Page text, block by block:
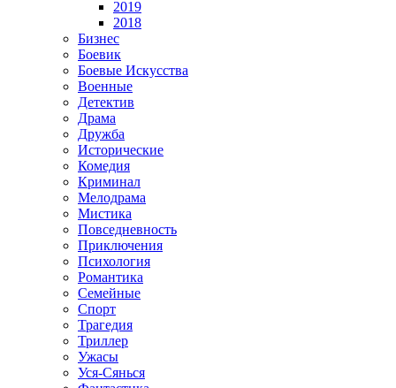
2019
2018
Бизнес
Боевик
Боевые Искусства
Военные
Детектив
Драма
Дружба
Исторические
Комедия
Криминал
Мелодрама
Мистика
Повседневность
Приключения
Психология
Романтика
Семейные
Спорт
Трагедия
Триллер
Ужасы
Уся-Сянься